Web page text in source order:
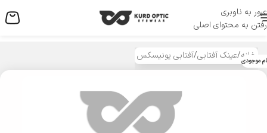
عبور به ناوبری
رفتن به محتوای اصلی
منو
خانه/عینک آفتابی/آفتابی یونیسکس موجودی